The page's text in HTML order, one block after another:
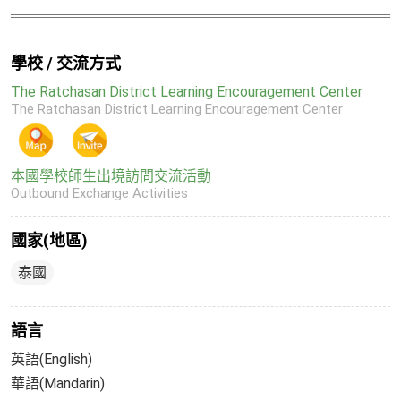
學校 / 交流方式
The Ratchasan District Learning Encouragement Center
The Ratchasan District Learning Encouragement Center
本國學校師生出境訪問交流活動
Outbound Exchange Activities
國家(地區)
泰國
語言
英語(English)
華語(Mandarin)